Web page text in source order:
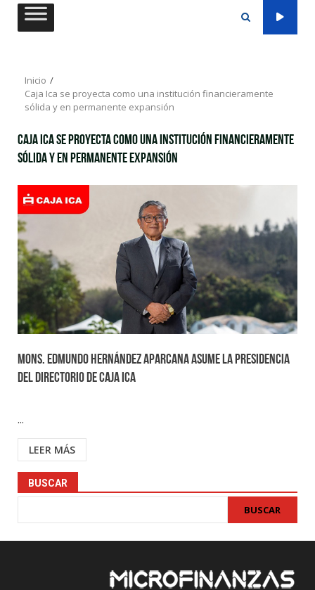
Saltar
Inicio
Caja Ica se proyecta como una institución financieramente
sólida y en permanente expansión
Caja Ica se proyecta como una institución financieramente
sólida y en permanente expansión
Mons. Edmundo Hernández Aparcana asume la presidencia
del directorio de Caja Ica
...
LEER MÁS
BUSCAR
BUSCAR